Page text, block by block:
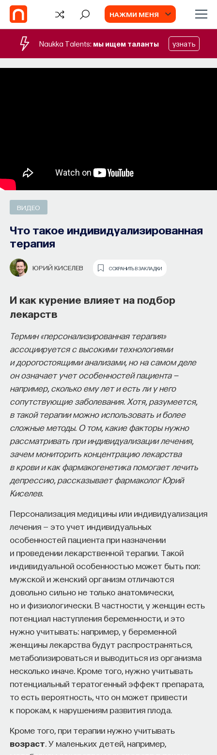
НАЖМИ МЕНЯ
Naukka Talents: мы ищем таланты узнать
ВИДЕО
Что такое индивидуализированная
терапия
ЮРИЙ КИСЕЛЕВ СОХРАНИТЬ В ЗАКЛАДКИ
И как курение влияет на подбор
лекарств
Термин «персонализированная терапия»
ассоциируется с высокими технологиями
и дорогостоящими анализами, но на самом деле
он означает учет особенностей пациента —
например, сколько ему лет и есть ли у него
сопутствующие заболевания. Хотя, разумеется,
в такой терапии можно использовать и более
сложные методы. О том, какие факторы нужно
рассматривать при индивидуализации лечения,
зачем мониторить концентрацию лекарства
в крови и как фармакогенетика помогает лечить
депрессию, рассказывает фармаколог Юрий
Киселев.
Персонализация медицины или индивидуализация
лечения — это учет индивидуальных
особенностей пациента при назначении
и проведении лекарственной терапии. Такой
индивидуальной особенностью может быть пол:
мужской и женский организм отличаются
довольно сильно не только анатомически,
но и физиологически. В частности, у женщин есть
потенциал наступления беременности, и это
нужно учитывать: например, у беременной
женщины лекарства будут распространяться,
метаболизироваться и выводиться из организма
несколько иначе. Кроме того, нужно учитывать
потенциальный тератогенный эффект препарата,
то есть вероятность, что он может привести
к порокам, к нарушениям развития плода.
Кроме того, при терапии нужно учитывать
возраст . У маленьких детей, например,
TV
ИИ в университете, цели
образования и рынок труда —
«Мыслить как учёный» #57
ИВАР МАКСУТОВ
Зачем университету длинный
горизонт планирования и как
ИИ меняет саму организацию
мышления и обучения
В новом эпизоде «Мыслить как ученый»Ивар
Максутовбеседует сУльяной Раведовской
зачем университет нужен в эпоху ИИ и почему
высшее образование нельзя сводить к быстрой
подготовке под нужды рынка.
Они обсуждают, как университеты выбирают
собственное будущее, почему результаты
образования раскрываются на длинной дистанции,
и что на самом деле должен уметь студент,
выходящий в сложный и быстро меняющийся мир.
как использовать его для диалога, и зачем
университету учить не только знаниям, но и самой
практике мышления и коммуникации.
Основатель ПостНауки Ивар Максутов запускает
проект Naukka Talents.
Это глобальная экосистема для поиска и найма
STEM-специалистов (Science, Technology,
Engineering, Mathematics) в самые амбициозные
Deep-Tech и Biotech проекты по всему миру. Если
вы занимаетесь биоинформатикой, молекулярной
биологией, ИИ или другими наукоемкими
дисциплинами, проект поможет вам найти место
в командах, меняющих индустрию.
Как стать участником:
Заполнить анкету кандидата